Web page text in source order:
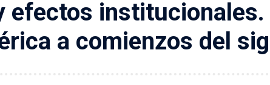
efectos institucionales.
a comienzos del